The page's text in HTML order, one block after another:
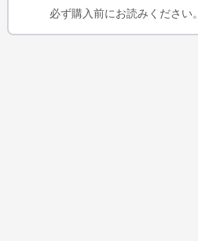
必ず購入前にお読みください。